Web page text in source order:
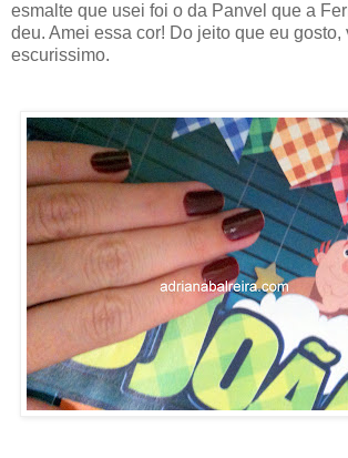
esmalte que usei foi o da Panvel que a
deu. Amei essa cor! Do jeito que eu gosto,
escurissimo.